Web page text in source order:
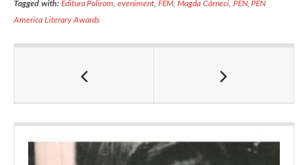
Tagged with: Editura Polirom,eveniment,FEM, Magda Cârneci, PEN,PEN
America Literary Awards